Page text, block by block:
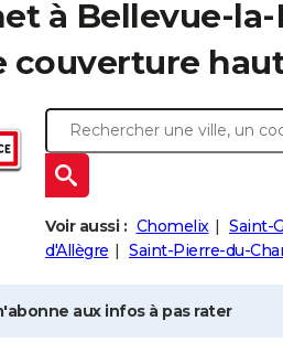
à Bellevue-
couverture
Voir aussi : Chomelix Saint-
d'Allègre
Saint-Pierre-du-
aux infos à pas rater